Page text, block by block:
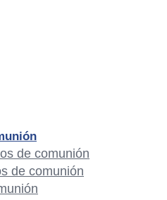
de comunión
de comunión